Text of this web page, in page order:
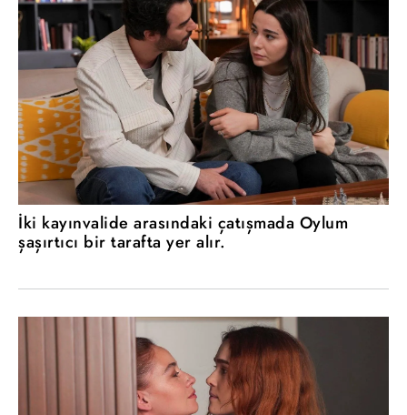
İki kayınvalide arasındaki çatışmada Oylum
şaşırtıcı bir tarafta yer alır.